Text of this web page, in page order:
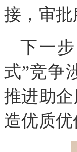
接，审
下一
式”竞争
推进助
造优质